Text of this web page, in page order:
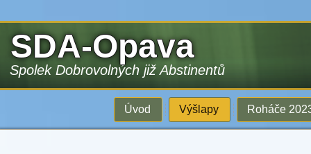
SDA-Opava
Spolek Dobrovolných již Abstinentů
Úvod Výšlapy Roháče